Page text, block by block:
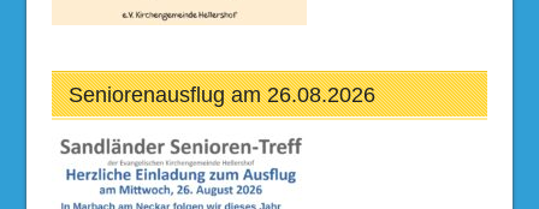
Seniorenausflug am 26.08.2026